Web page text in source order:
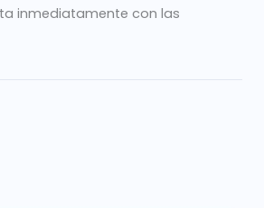
inmediatamente con las